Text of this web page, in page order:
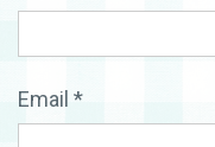
Email *